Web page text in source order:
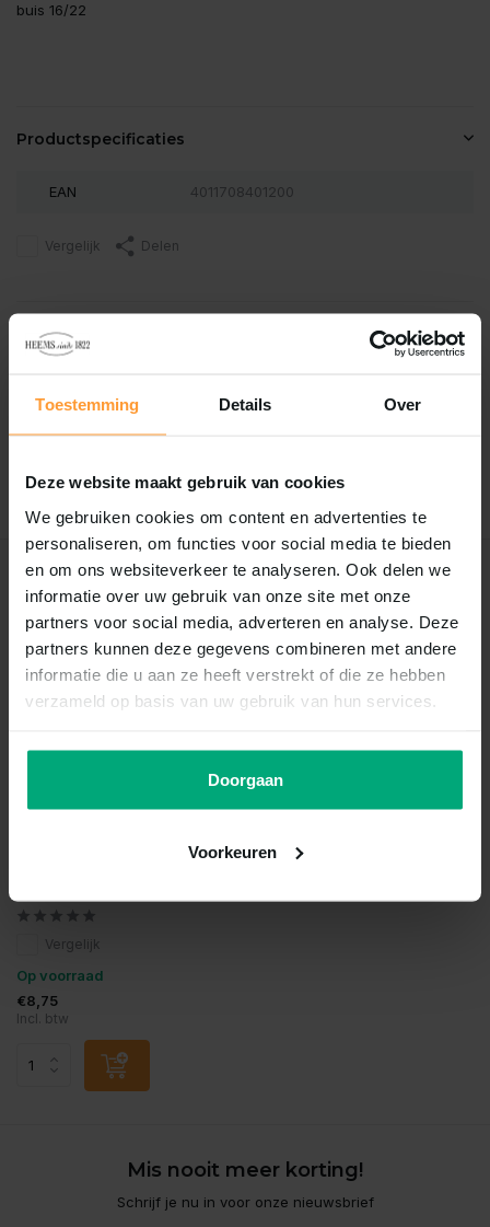
Toestemming Details Over
Deze website maakt gebruik van cookies
We gebruiken cookies om content en advertenties te
personaliseren, om functies voor social media te bieden
en om ons websiteverkeer te analyseren. Ook delen we
informatie over uw gebruik van onze site met onze
partners voor social media, adverteren en analyse. Deze
partners kunnen deze gegevens combineren met andere
informatie die u aan ze heeft verstrekt of die ze hebben
verzameld op basis van uw gebruik van hun services.
Doorgaan
Voorkeuren
buis 16/22
Productspecificaties
EAN 4011708401200
Vergelijk Delen
Reviews
Schrijf je eigen review
Vergelijk
Op voorraad
€8,75
Incl. btw
Mis nooit meer korting!
Schrijf je nu in voor onze nieuwsbrief